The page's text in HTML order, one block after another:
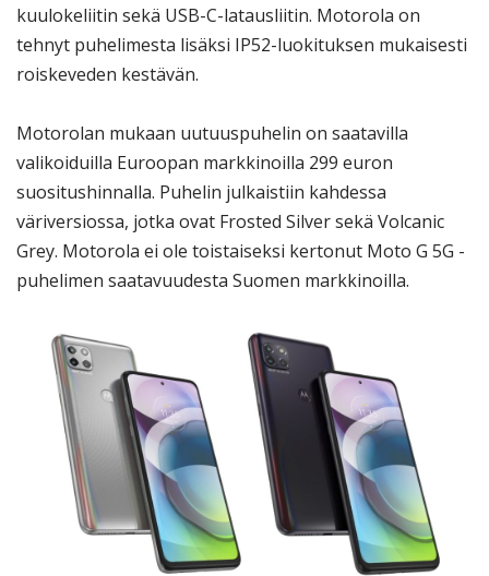
kuulokeliitin sekä USB-C-latausliitin. Motorola on
tehnyt puhelimesta lisäksi IP52-luokituksen mukaisesti
roiskeveden kestävän.
Motorolan mukaan uutuuspuhelin on saatavilla
valikoiduilla Euroopan markkinoilla 299 euron
suositushinnalla. Puhelin julkaistiin kahdessa
väriversiossa, jotka ovat Frosted Silver sekä Volcanic
Grey. Motorola ei ole toistaiseksi kertonut Moto G 5G -
puhelimen saatavuudesta Suomen markkinoilla.